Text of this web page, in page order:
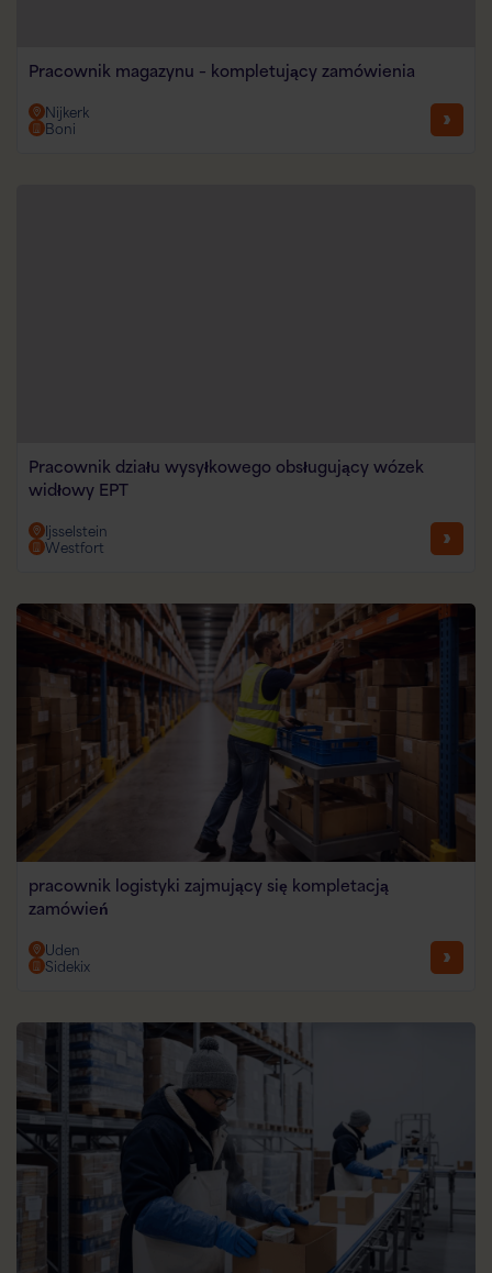
Pracownik magazynu – kompletujący zamówienia
Nijkerk
Boni
Pracownik działu wysyłkowego obsługujący wózek
widłowy EPT
Ijsselstein
Westfort
pracownik logistyki zajmujący się kompletacją
zamówień
Uden
Sidekix